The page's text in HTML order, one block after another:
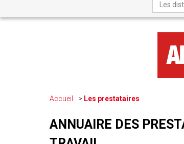
Les
Accueil Les prestataires
ANNUAIRE DES